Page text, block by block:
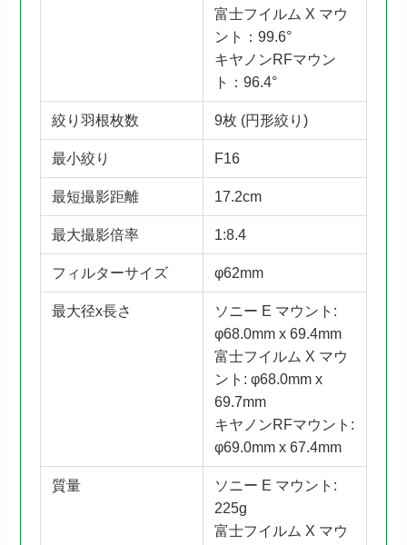
富士フイルム X マウ
ント：99.6°
キヤノンRFマウン
ト：96.4°
絞り羽根枚数 9枚 (円形絞り)
最小絞り F16
最短撮影距離 17.2cm
最大撮影倍率 1:8.4
フィルターサイズ φ62mm
最大径x長さ
ソニー E マウント:
φ68.0mm x 69.4mm
富士フイルム X マウ
ント: φ68.0mm x
69.7mm
キヤノンRFマウント:
φ69.0mm x 67.4mm
質量
ソニー E マウント:
225g
富士フイルム X マウ